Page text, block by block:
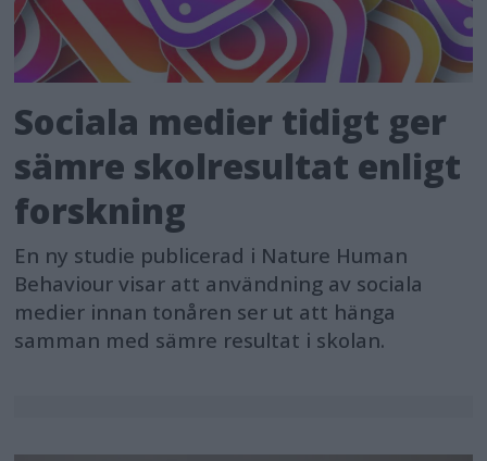
Sociala medier tidigt ger
sämre skolresultat enligt
forskning
En ny studie publicerad i Nature Human
Behaviour visar att användning av sociala
medier innan tonåren ser ut att hänga
samman med sämre resultat i skolan.